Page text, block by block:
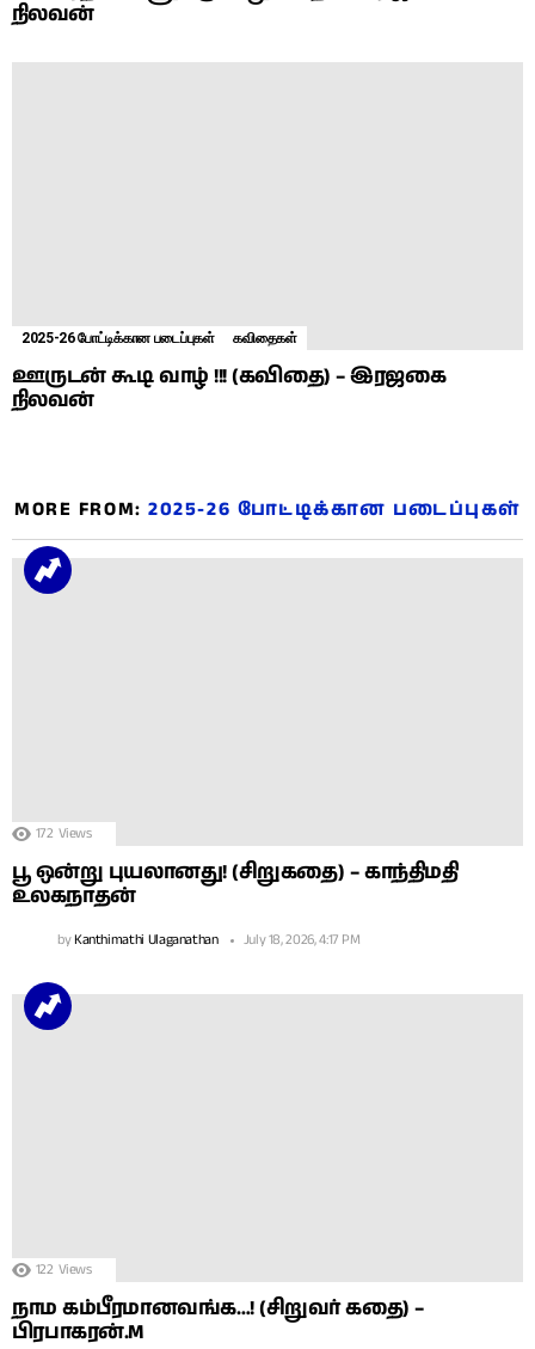
நிலவன்
2025-26 போட்டிக்கான படைப்புகள் கவிதைகள்
ஊருடன் கூடி வாழ் !!! (கவிதை) – இரஜகை
நிலவன்
MORE FROM:2025-26 போட்டிக்கான படைப்புகள்
172 Views
பூ ஒன்று புயலானது! (சிறுகதை) – காந்திமதி
உலகநாதன்
byKanthimathi Ulaganathan July 18, 2026, 4:17 PM
122 Views
நாம கம்பீரமானவங்க…! (சிறுவர் கதை) –
பிரபாகரன்.M